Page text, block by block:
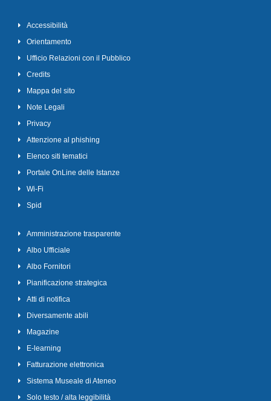
Accessibilità
Orientamento
Ufficio Relazioni con il Pubblico
Credits
Mappa del sito
Note Legali
Privacy
Attenzione al phishing
Elenco siti tematici
Portale OnLine delle Istanze
Wi-Fi
Spid
Amministrazione trasparente
Albo Ufficiale
Albo Fornitori
Pianificazione strategica
Atti di notifica
Diversamente abili
Magazine
E-learning
Fatturazione elettronica
Sistema Museale di Ateneo
Solo testo / alta leggibilità